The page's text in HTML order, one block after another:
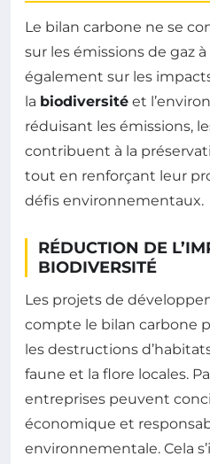
Le bilan carbone ne se
sur les émissions de gaz
également sur les
la biodiversité et
réduisant les émissions,
contribuent à la
tout en renforçant leur
défis environnementaux.
RÉDUCTION DE
BIODIVERSITÉ
Les projets de
compte le bilan carbone
les destructions
faune et la flore locales.
entreprises peuvent
économique et
environnementale. Cela